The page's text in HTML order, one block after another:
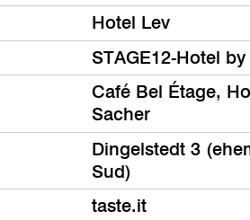
Hotel Lev
STAGE12-Hotel
Café Bel Étage,
Sacher
Dingelstedt 3
Sud)
taste.it